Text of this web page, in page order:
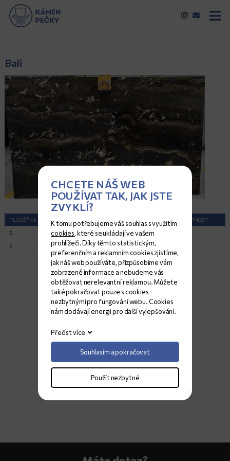
Bali
TLOUŠŤKA (CM) ROZMĚRY (CM) POVRCH DOSTUPNOST
2 305x200 Lesk
2 337x194 Satina
CHCETE NÁŠ WEB
POUŽÍVAT TAK, JAK JSTE
ZVYKLÍ?
K tomu potřebujeme váš souhlas s využitím
cookies, které se ukládají ve vašem
prohlížeči. Díky těmto statistickým,
preferenčním a reklamním cookies zjistíme,
jak náš web používáte, přizpůsobíme vám
zobrazené informace a nebudeme vás
obtěžovat nerelevantní reklamou. Můžete
také pokračovat pouze s cookies
nezbytnými pro fungování webu. Cookies
nám dodávají energii pro další vylepšování.
Přečíst více
Souhlasím a pokračovat
Použít nezbytné